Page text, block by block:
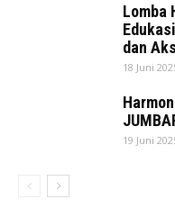
Lomba
dan
18 Juni
19 Juni